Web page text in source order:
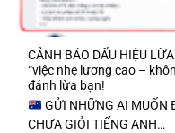
CẢNH BÁO DẤU HIỆU
“việc nhẹ lương cao –
đánh lừa bạn!
GỬI NHỮNG AI MUỐN
CHƯA GIỎI TIẾNG ANH…